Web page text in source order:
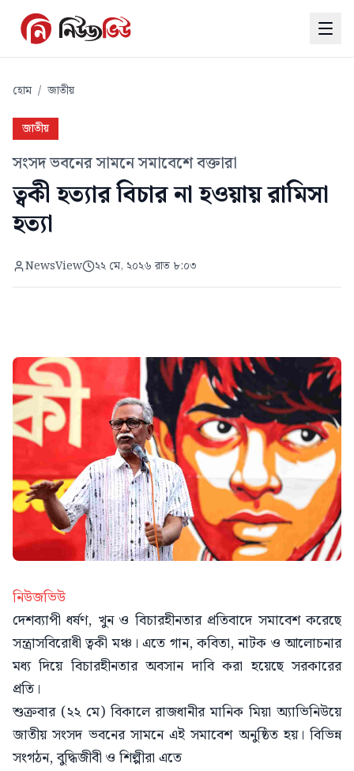
হোম / জাতীয়
জাতীয়
সংসদ ভবনের সামনে সমাবেশে বক্তারা
ত্বকী হত্যার বিচার না হওয়ায় রামিসা
হত্যা
NewsView ২২ মে, ২০২৬ রাত ৮:০৩
নিউজভিউ
দেশব্যাপী ধর্ষণ, খুন ও বিচারহীনতার প্রতিবাদে সমাবেশ করেছে
সন্ত্রাসবিরোধী ত্বকী মঞ্চ। এতে গান, কবিতা, নাটক ও আলোচনার
মধ্য দিয়ে বিচারহীনতার অবসান দাবি করা হয়েছে সরকারের
প্রতি।
শুক্রবার (২২ মে) বিকালে রাজধানীর মানিক মিয়া অ্যাভিনিউয়ে
জাতীয় সংসদ ভবনের সামনে এই সমাবেশ অনুষ্ঠিত হয়। বিভিন্ন
সংগঠন, বুদ্ধিজীবী ও শিল্পীরা এতে